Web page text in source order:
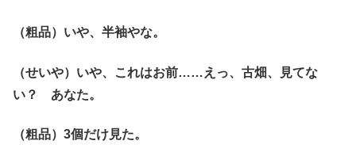
（粗品）いや、半袖やな。
（せいや）いや、これはお前……えっ、古畑、見てな
い？ あなた。
（粗品）3個だけ見た。